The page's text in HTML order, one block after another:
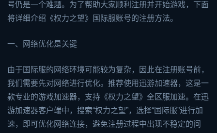
号仍是一个难题。为了帮助大家顺利注册并开始游戏，下面
将详细介绍《权力之望》国际服账号的注册方法。
一、网络优化是关键
由于国际服的网络环境可能较为复杂，因此在注册账号前，
我们需要先对网络进行优化。推荐使用迅游加速器，这是一
款专业的游戏加速器，支持《权力之望》全区服加速。在迅
游加速器客户端中，搜索“权力之望”，选择“国际服”进行加
速，即可优化网络连接，避免注册过程中出现不稳定的问